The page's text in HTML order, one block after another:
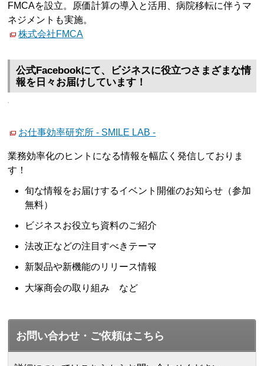
FMCAを設立。原価計算の導入と活用、病院移転に伴うマ
ネジメントも実施。
株式会社FMCA
公式Facebookにて、ビジネスに役立つさまざまな情
報を日々お届けしています！
お仕事効率研究所 - SMILE LAB -
業務効率化のヒントになる情報を幅広く発信しておりま
す！
旬な情報をお届けするイベント開催のお知らせ（参加
無料）
ビジネスお役立ち資料のご紹介
法改正などの注目すべきテーマ
新製品や新機能のリリース情報
大塚商会の取り組み など
お問い合わせ・ご依頼はこちら